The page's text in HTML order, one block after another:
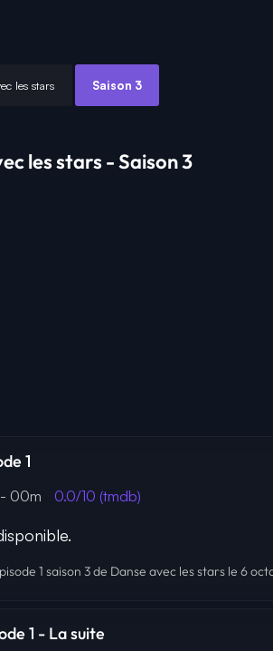
les stars Saison 3
les stars - Saison 3
1
- 00m 0.0/10 (tmdb)
1 saison 3 de Danse avec les stars le 6
1 - La suite